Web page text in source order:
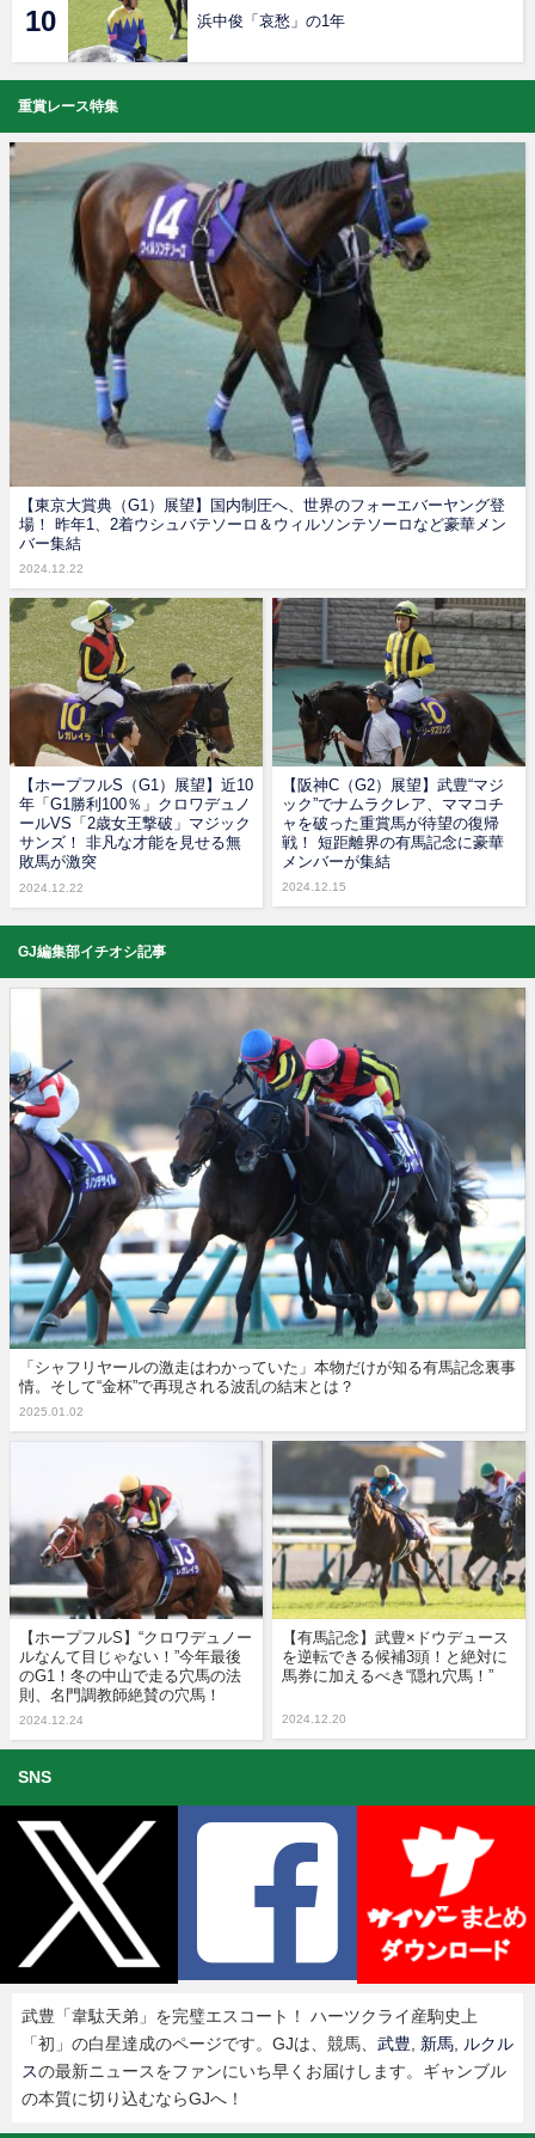
浜中俊「哀愁」の1年
重賞レース特集
【東京大賞典（G1）展望】国内制圧へ、世界のフォーエバーヤング登
場！ 昨年1、2着ウシュバテソーロ＆ウィルソンテソーロなど豪華メン
バー集結
2024.12.22
【ホープフルS（G1）展望】近10
年「G1勝利100％」クロワデュノ
ールVS「2歳女王撃破」マジック
サンズ！ 非凡な才能を見せる無
敗馬が激突
2024.12.22
【阪神C（G2）展望】武豊“マジ
ック”でナムラクレア、ママコチ
ャを破った重賞馬が待望の復帰
戦！ 短距離界の有馬記念に豪華
メンバーが集結
2024.12.15
GJ編集部イチオシ記事
「シャフリヤールの激走はわかっていた」本物だけが知る有馬記念裏事
情。そして“金杯”で再現される波乱の結末とは？
2025.01.02
【ホープフルS】“クロワデュノー
ルなんて目じゃない！”今年最後
のG1！冬の中山で走る穴馬の法
則、名門調教師絶賛の穴馬！
2024.12.24
【有馬記念】武豊×ドウデュース
を逆転できる候補3頭！と絶対に
馬券に加えるべき“隠れ穴馬！”
2024.12.20
SNS
武豊「韋駄天弟」を完璧エスコート！ ハーツクライ産駒史上
「初」の白星達成のページです。GJは、競馬、 武豊 新馬
ルクル
スの最新ニュースをファンにいち早くお届けします。ギャンブル
の本質に切り込むならGJへ！